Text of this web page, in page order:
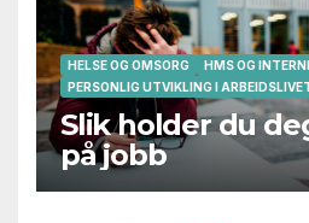
HELSE OG OMSORG
HMS OG
PERSONLIG UTVIKLING I
Slik holder du
på jobb